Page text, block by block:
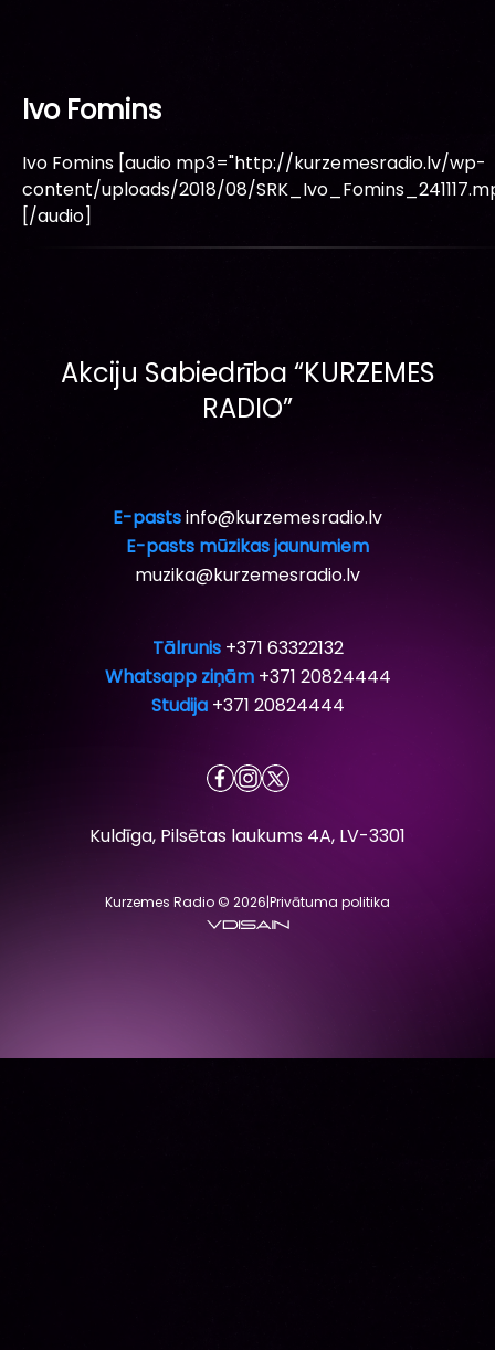
Ivo Fomins
Ivo Fomins [audio mp3="http://kurzemesradio.lv/wp-
content/uploads/2018/08/
[/audio]
Akciju Sabiedrība “KURZEMES
RADIO”
E-pastsinfo@kurzemesradio.lv
E-pasts mūzikas jaunumiem
muzika@kurzemesradio.lv
Tālrunis +371 63322132
Whatsapp ziņām +371 20824444
Studija +371 20824444
Kuldīga, Pilsētas laukums 4A, LV-3301
Kurzemes Radio © 2026|Privātuma politika